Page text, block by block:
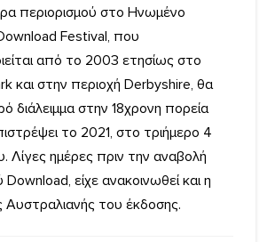
περιορισμού στο Ηνωμένο
Festival, που
από το 2003 ετησίως στο
και στην περιοχή Derbyshire, θα
διάλειμμα στην 18χρονη πορεία
το 2021, στο τριήμερο 4
Λίγες ημέρες πριν την αναβολή
είχε ανακοινωθεί και η
του έκδοσης.